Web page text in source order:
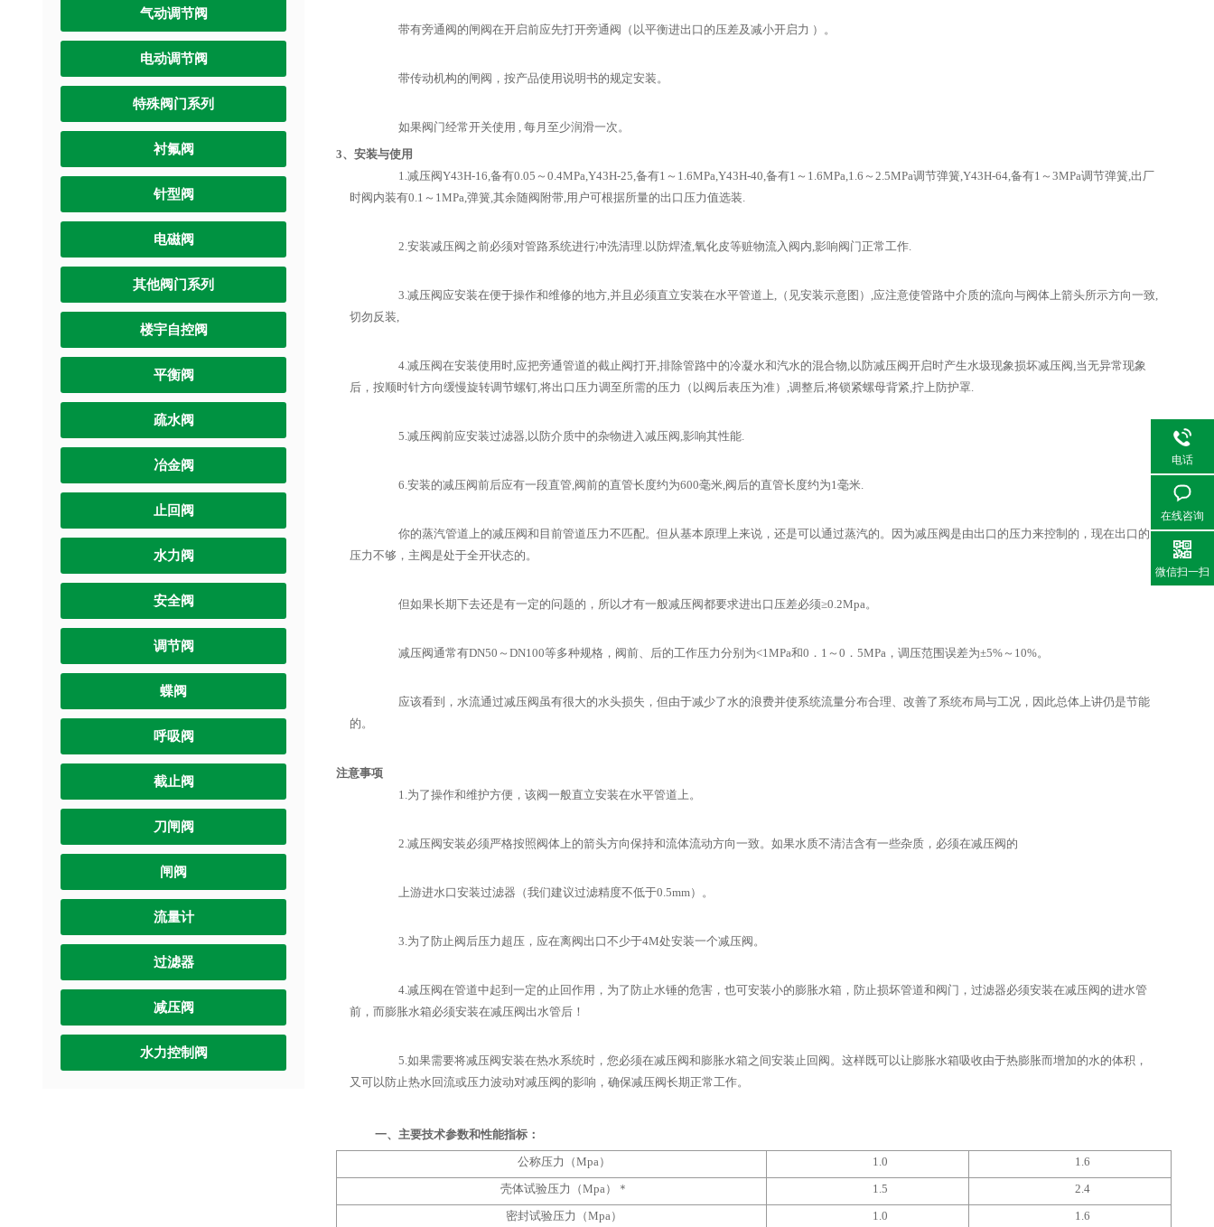
气动调节阀
电动调节阀
特殊阀门系列
衬氟阀
针型阀
电磁阀
其他阀门系列
楼宇自控阀
平衡阀
疏水阀
冶金阀
止回阀
水力阀
安全阀
调节阀
蝶阀
呼吸阀
截止阀
刀闸阀
闸阀
流量计
过滤器
减压阀
水力控制阀
带有旁通阀的闸阀在开启前应先打开旁通阀（以平衡进出口的压差及减小开启力 ）。
带传动机构的闸阀，按产品使用说明书的规定安装。
如果阀门经常开关使用 , 每月至少润滑一次。
3、安装与使用
1.减压阀Y43H-16,备有0.05～0.4MPa,Y43H-25,备有1～1.6MPa,Y43H-40,备有1～1.6MPa,1.6～2.5MPa调节弹簧,Y43H-64,备有1～3MPa调节弹簧,出厂
时阀内装有0.1～1MPa,弹簧,其余随阀附带,用户可根据所量的出口压力值选装.
2.安装减压阀之前必须对管路系统进行冲洗清理.以防焊渣,氧化皮等赃物流入阀内,影响阀门正常工作.
3.减压阀应安装在便于操作和维修的地方,并且必须直立安装在水平管道上,（见安装示意图）,应注意使管路中介质的流向与阀体上箭头所示方向一致,
切勿反装,
4.减压阀在安装使用时,应把旁通管道的截止阀打开,排除管路中的冷凝水和汽水的混合物,以防减压阀开启时产生水圾现象损坏减压阀,当无异常现象
后，按顺时针方向缓慢旋转调节螺钉,将出口压力调至所需的压力（以阀后表压为准）,调整后,将锁紧螺母背紧,拧上防护罩.
5.减压阀前应安装过滤器,以防介质中的杂物进入减压阀,影响其性能.
6.安装的减压阀前后应有一段直管,阀前的直管长度约为600毫米,阀后的直管长度约为1毫米.
你的蒸汽管道上的减压阀和目前管道压力不匹配。但从基本原理上来说，还是可以通过蒸汽的。因为减压阀是由出口的压力来控制的，现在出口的
压力不够，主阀是处于全开状态的。
但如果长期下去还是有一定的问题的，所以才有一般减压阀都要求进出口压差必须≥0.2Mpa。
减压阀通常有DN50～DN100等多种规格，阀前、后的工作压力分别为<1MPa和0．1～0．5MPa，调压范围误差为±5%～10%。
应该看到，水流通过减压阀虽有很大的水头损失，但由于减少了水的浪费并使系统流量分布合理、改善了系统布局与工况，因此总体上讲仍是节能
的。
注意事项
1.为了操作和维护方便，该阀一般直立安装在水平管道上。
2.减压阀安装必须严格按照阀体上的箭头方向保持和流体流动方向一致。如果水质不清洁含有一些杂质，必须在减压阀的
上游进水口安装过滤器（我们建议过滤精度不低于0.5mm）。
3.为了防止阀后压力超压，应在离阀出口不少于4M处安装一个减压阀。
4.减压阀在管道中起到一定的止回作用，为了防止水锤的危害，也可安装小的膨胀水箱，防止损坏管道和阀门，过滤器必须安装在减压阀的进水管
前，而膨胀水箱必须安装在减压阀出水管后！
5.如果需要将减压阀安装在热水系统时，您必须在减压阀和膨胀水箱之间安装止回阀。这样既可以让膨胀水箱吸收由于热膨胀而增加的水的体积，
又可以防止热水回流或压力波动对减压阀的影响，确保减压阀长期正常工作。
一、主要技术参数和性能指标：
公称压力（Mpa）
1.0
1.6
壳体试验压力（Mpa）＊
1.5
2.4
密封试验压力（Mpa）
1.0
1.6
电话
在线咨询
微信扫一扫